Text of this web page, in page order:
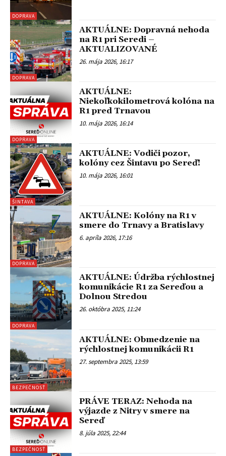
DOPRAVA
DOPRAVA
AKTUÁLNE: Dopravná nehoda
na R1 pri Seredi –
AKTUALIZOVANÉ
26. mája 2026, 16:17
DOPRAVA
AKTUÁLNE:
Niekoľkokilometrová kolóna na
R1 pred Trnavou
10. mája 2026, 16:14
ŠINTAVA
AKTUÁLNE: Vodiči pozor,
kolóny cez Šintavu po Sereď!
10. mája 2026, 16:01
DOPRAVA
AKTUÁLNE: Kolóny na R1 v
smere do Trnavy a Bratislavy
6. apríla 2026, 17:16
DOPRAVA
AKTUÁLNE: Údržba rýchlostnej
komunikácie R1 za Sereďou a
Dolnou Stredou
26. októbra 2025, 11:24
BEZPEČNOSŤ
AKTUÁLNE: Obmedzenie na
rýchlostnej komunikácii R1
27. septembra 2025, 13:59
BEZPEČNOSŤ
PRÁVE TERAZ: Nehoda na
výjazde z Nitry v smere na
Sereď
8. júla 2025, 22:44